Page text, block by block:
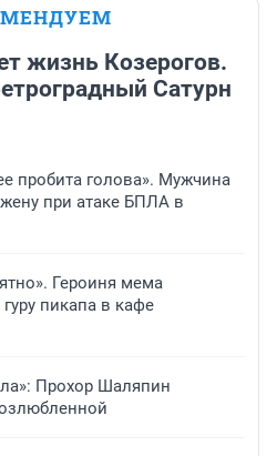
жизнь Козерогов.
Сатурн
пробита голова». Мужчина
жену при атаке БПЛА в
Героиня мема
пикапа в кафе
Прохор Шаляпин